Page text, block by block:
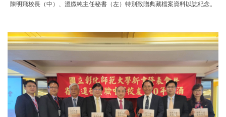
陳明飛校長（中）、溫媺純主任秘書（左） 特別致贈典藏檔案資料以誌紀念。